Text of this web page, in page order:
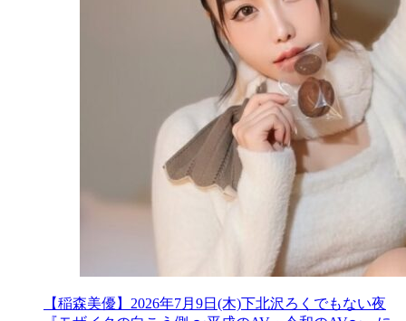
【稲森美優】2026年7月9日(木)下北沢ろくでもない夜